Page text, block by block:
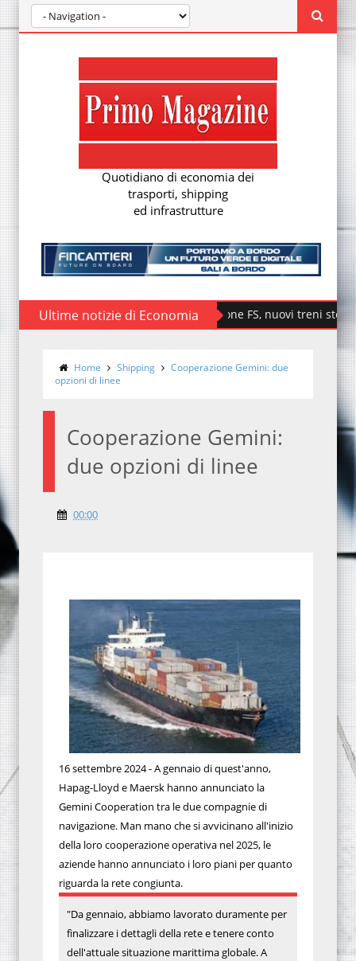
Quotidiano di economia dei
trasporti, shipping
ed infrastrutture
Ultime notizie di EconomiaFondazione FS, nuovi treni storici speciali
Home Shipping
Cooperazione Gemini: due
opzioni di linee
Cooperazione Gemini:
due opzioni di linee
00:00
16 settembre 2024 - A gennaio di quest'anno,
Hapag-Lloyd e Maersk hanno annunciato la
Gemini Cooperation tra le due compagnie di
navigazione. Man mano che si avvicinano all'inizio
della loro cooperazione operativa nel 2025, le
aziende hanno annunciato i loro piani per quanto
riguarda la rete congiunta.
"Da gennaio, abbiamo lavorato duramente per
finalizzare i dettagli della rete e tenere conto
dell'attuale situazione marittima globale. A